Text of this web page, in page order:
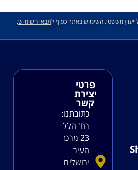
משפטי. השימוש באתר כפוף לתנאי השימוש.
פרטי
יצירת
קשר
כתובתנו:
רח' הלל
23 מרכז
העיר
ירושלים